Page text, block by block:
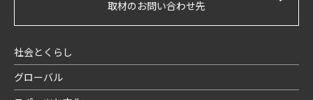
取材のお問い合わせ先
社会とくらし
グローバル